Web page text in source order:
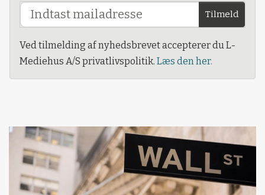
Tilmeld
Ved tilmelding af nyhedsbrevet accepterer du L-
Mediehus A/S privatlivspolitik. Læs den her.